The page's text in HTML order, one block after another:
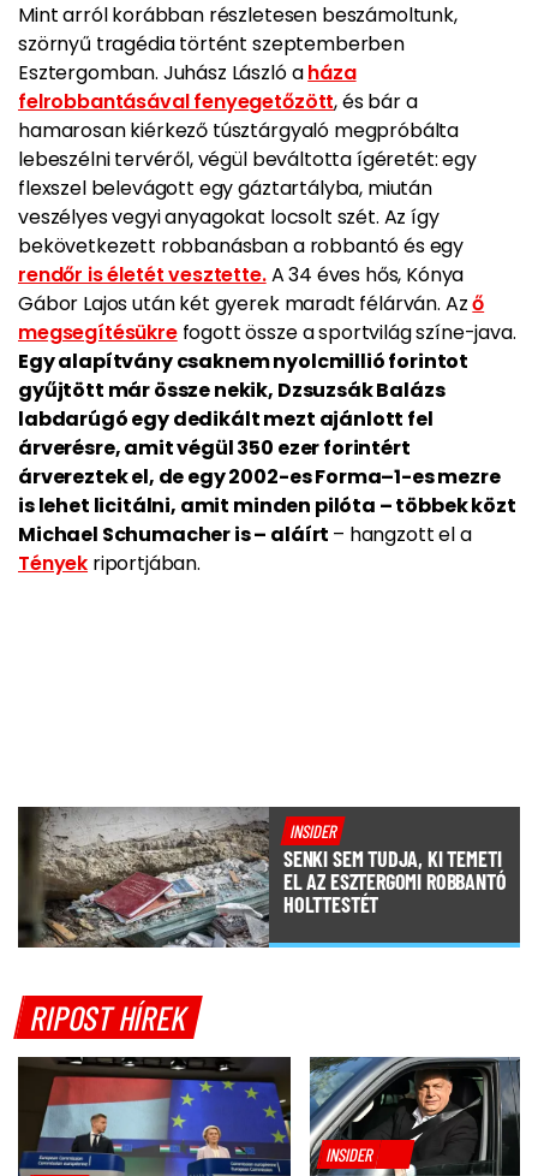
Mint arról korábban részletesen beszámoltunk,
szörnyű tragédia történt szeptemberben
Esztergomban. Juhász László aháza
felrobbantásával fenyegetőzött, és bár a
hamarosan kiérkező túsztárgyaló megpróbálta
lebeszélni tervéről, végül beváltotta ígéretét: egy
flexszel belevágott egy gáztartályba, miután
veszélyes vegyi anyagokat locsolt szét. Az így
bekövetkezett robbanásban a robbantó és egy
rendőr is életét vesztette.A 34 éves hős, Kónya
Gábor Lajos után két gyerek maradt félárván. Aző
megsegítésükrefogott össze a sportvilág színe-java.
Egy alapítvány csaknem nyolcmillió forintot
gyűjtött már össze nekik, Dzsuzsák Balázs
labdarúgó egy dedikált mezt ajánlott fel
árverésre, amit végül 350 ezer forintért
árvereztek el, de egy 2002-es Forma–1-es mezre
is lehet licitálni, amit minden pilóta – többek közt
Michael Schumacher is – aláírt – hangzott el a
Tények riportjában.
INSIDER
SENKI SEM TUDJA, KI TEMETI
EL AZ ESZTERGOMI ROBBANTÓ
HOLTTESTÉT
RIPOST HÍREK
INSIDER